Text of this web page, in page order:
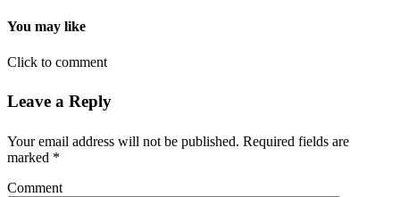
You may like
Click to comment
Leave a Reply
Your email address will not be published. Required fields are
marked *
Comment